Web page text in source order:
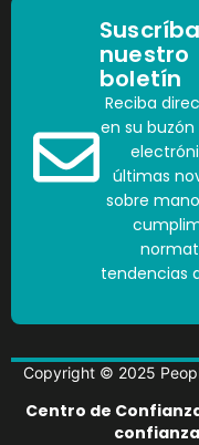
nuestro
boletín
Reciba
en su
últimas
sobre
tendencias
Copyright © 2025
Centro de
confianza